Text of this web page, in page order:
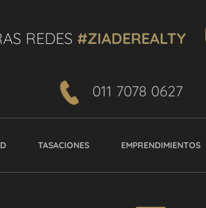
REDES #ZIADEREALTY
011 7078 0627
TASACIONES EMPRENDIMIENTOS